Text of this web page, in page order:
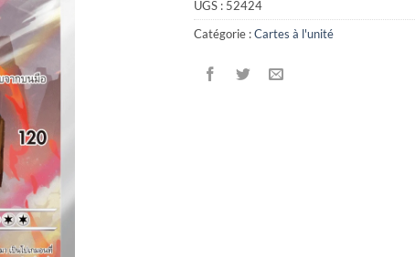
UGS : 52424
Catégorie :Cartes à l'unité